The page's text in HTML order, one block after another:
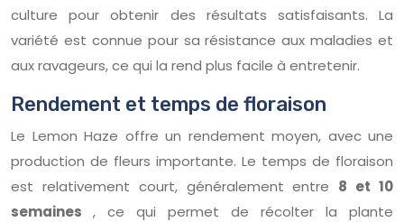
culture pour obtenir des résultats satisfaisants. La
variété est connue pour sa résistance aux maladies et
aux ravageurs, ce qui la rend plus facile à entretenir.
Rendement et temps de floraison
Le Lemon Haze offre un rendement moyen, avec une
production de fleurs importante. Le temps de floraison
est relativement court, généralement entre 8 et 10
semaines , ce qui permet de récolter la plante